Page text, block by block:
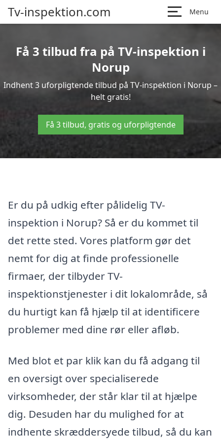
Tv-inspektion.com Menu
Få 3 tilbud fra på TV-inspektion i
Norup
Indhent 3 uforpligtende tilbud på TV-inspektion i Norup –
helt gratis!
Få 3 tilbud, gratis og uforpligtende
Er du på udkig efter pålidelig TV-
inspektion i Norup? Så er du kommet til
det rette sted. Vores platform gør det
nemt for dig at finde professionelle
firmaer, der tilbyder TV-
inspektionstjenester i dit lokalområde, så
du hurtigt kan få hjælp til at identificere
problemer med dine rør eller afløb.
Med blot et par klik kan du få adgang til
en oversigt over specialiserede
virksomheder, der står klar til at hjælpe
dig. Desuden har du mulighed for at
indhente skræddersyede tilbud, så du kan